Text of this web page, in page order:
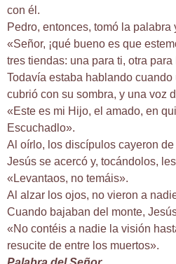
con él.
Pedro, entonces, tomó la palabra
«Señor, ¡qué bueno es que
tres tiendas: una para ti, otra
Todavía estaba hablando
cubrió con su sombra, y una voz
«Este es mi Hijo, el amado, en
Escuchadlo».
Al oírlo, los discípulos cayeron
Jesús se acercó y, tocándolos,
«Levantaos, no temáis».
Al alzar los ojos, no vieron a
Cuando bajaban del monte,
«No contéis a nadie la visión
resucite de entre los muertos».